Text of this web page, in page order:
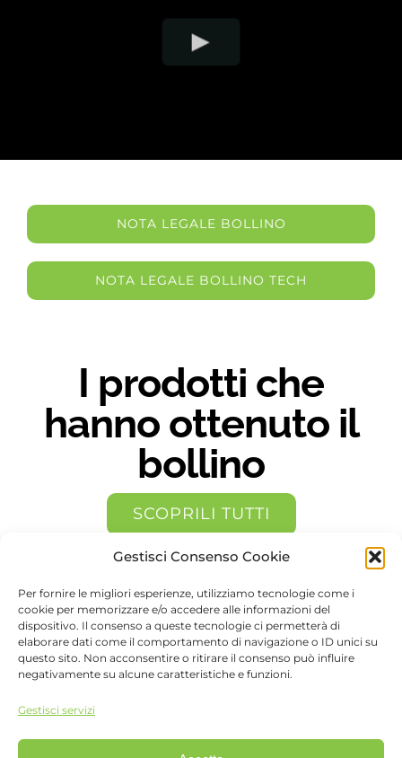
Gestisci Consenso Cookie
Per fornire le migliori esperienze, utilizziamo tecnologie come i
cookie per memorizzare e/o accedere alle informazioni del
dispositivo. Il consenso a queste tecnologie ci permetterà di
elaborare dati come il comportamento di navigazione o ID unici su
questo sito. Non acconsentire o ritirare il consenso può influire
negativamente su alcune caratteristiche e funzioni.
Gestisci servizi
NOTA LEGALE BOLLINO
NOTA LEGALE BOLLINO TECH
I prodotti che
hanno ottenuto il
bollino
SCOPRILI TUTTI